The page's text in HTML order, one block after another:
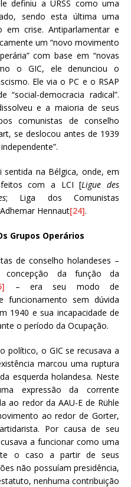
definiu a URSS como uma
sendo esta última uma
em crise. Antiparlamentar e
um “novo movimento
com base em “novas
o GIC, ele denunciou o
Ele via o PC e o RSAP
democracia radical”.
e a maioria de seus
comunistas de conselho
se deslocou antes de 1939
na Bélgica, onde, em
com a LCI [Ligue des
; Liga dos Comunistas
Hennaut[24].
Grupos Operários
de conselho holandeses –
da função da
– era seu modo de
funcionamento sem dúvida
1940 e sua incapacidade de
o período da Ocupação.
político, o GIC se recusava a
marcou uma ruptura
esquerda holandesa. Neste
expressão da corrente
ao redor da AAU-E de Rühle
ao redor de Gorter,
Por causa de seu
a funcionar como uma
o caso a partir de seus
não possuíam presidência,
nenhuma contribuição